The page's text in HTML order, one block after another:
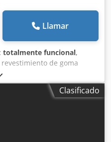
Llamar
totalmente funcional,
de goma
diámetro aprox. 1.600 mm,
Anjfx Abzjkr gran
sencillo y robusto en
Clasificado